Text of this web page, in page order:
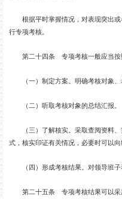
根据平时掌握情况，对表现突出或
行专项考核。
第二十四条 专项考核一般应当按
（一）制定方案。明确考核对象、
（二）听取考核对象的总结汇报。
（三）了解核实。采取查阅资料、
式，核实印证有关情况，必要时可以
（四）形成考核结果。对领导班子
第二十五条 专项考核结果可以采用